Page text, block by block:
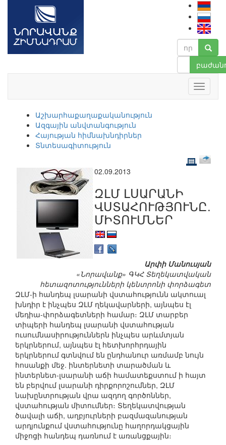
Աշխարհաքաղաքականություն
Ազգային անվտանգություն
Հայության հիմնախնդիրներ
Տնտեսագիտություն
02.09.2013
ԶԼՄ ԼՍԱՐԱՆԻ
ՎՍՏԱՀՈՒԹՅՈՒՆԸ.
ՄԻՏՈՒՄՆԵՐ
Արփի Մանուսյան
«Նորավանք» ԳԿՀ Տեղեկատվական
հետազոտությունների կենտրոնի փորձագետ
ԶԼՄ-ի հանդեպ լսարանի վստահությունն ակտուալ
խնդիր է ինչպես ԶԼՄ ղեկավարների, այնպես էլ
մեդիա-փորձագետների համար։ ԶԼՄ տարբեր
տիպերի հանդեպ լսարանի վստահության
ուսումնասիրություններն ինչպես արևմտյան
երկրներում, այնպես էլ հետխորհրդային
երկրներում գտնվում են ընդհանուր առմամբ նույն
հոսանքի մեջ. ինտերնետի տարածման և
ինտերնետ-լսարանի աճի համատեքստում ի հայտ
են բերվում լսարանի դիրքորոշումներ, ԶԼՄ
նախընտրության վրա ազդող գործոններ,
վստահության միտումներ։ Տեղեկատվության
ծավալի աճի, աղբյուրների բազմազանության
արդյունքում վստահությունը հաղորդակցային
միջոցի հանդեպ դառնում է առանցքային։